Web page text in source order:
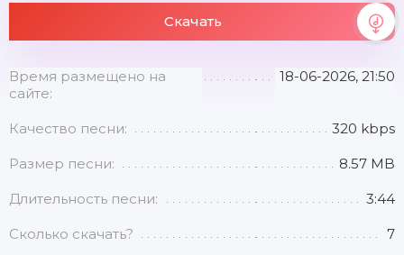
Скачать
Время размещено на
сайте:
18-06-2026, 21:50
Качество песни: 320 kbps
Размер песни: 8.57 MB
Длительность песни: 3:44
Сколько скачать? 7